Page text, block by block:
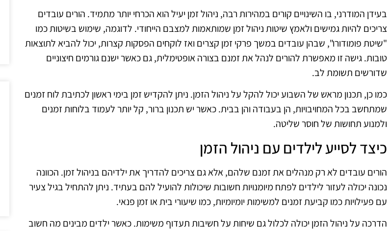
בעידן המודרני, בו השינויים קורים במהירות רבה, ניהול זמן יעיל הוא הכרחי יותר מתמיד. הורים עובדים
צריכים להיות גמישים ולאמץ שיטות ניהול זמן שמותאמות למצבם הייחודי. לדוגמה, שימוש בשיטות כמו
"שיטת פומודורו", שבהן עובדים במשך פרקי זמן קצרים ואז לוקחים הפסקות קצרות, יכול להביא לתוצאות
טובות. גישה זו מאפשרת להורים לנהל את זמנם בצורה אופטימלית, גם כאשר ישנם גורמים חיצוניים
שדורשים תשומת לב.
כמו כן, תכנון מראש של השבוע יכול להקל על ניהול הזמן. ניתן להקדיש זמן בימי ראשון לכתיבת לוח זמנים
שמתחשב בכל המחויבויות, הן בעבודה והן בבית. כאשר יש תכנון ברור, קל יותר לעמוד בלוחות זמנים
ולמנוע תחושות של חוסר שליטה.
כיצד לסייע לילדים עם ניהול הזמן
הורים עובדים לא רק מנהלים את זמנם שלהם, אלא גם צריכים להדריך את ילדיהם בניהול זמן. הכוונה
נכונה יכולה לעזור לילדים לפתח מיומנויות חשובות שיכולות להועיל להם בעתיד. ניתן להתחיל בגיל צעיר
עם פעילויות כמו קביעת זמנים למשימות יומיומיות, כמו שיעורי בית או זמן פנאי.
הדרכה על ניהול הזמן יכולה לכלול גם שיחות על חשיבות תעדוף משימות. כאשר ילדים מבינים מה חשוב